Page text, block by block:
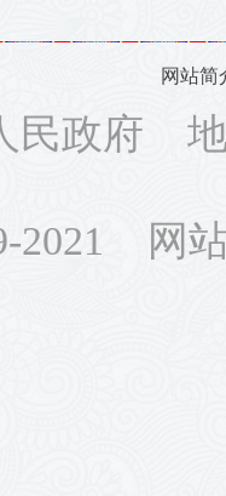
网站简
民政府
2021 网